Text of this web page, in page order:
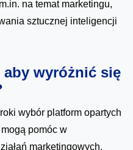
na temat marketingu,
sztucznej inteligencji
wyróżnić się
wybór platform opartych
pomóc w
marketingowych.